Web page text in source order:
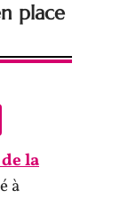
place
la
à